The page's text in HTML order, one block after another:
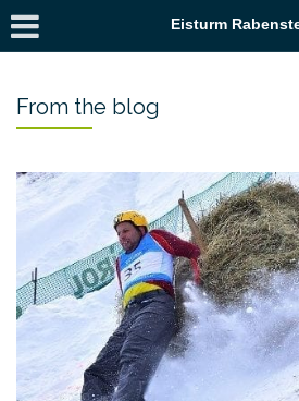
Eisturm
From the blog